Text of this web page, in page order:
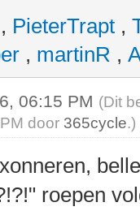
, PieterTrapt ,
, martinR ,
06:15 PM (Dit
door 365cycle.)
roepen